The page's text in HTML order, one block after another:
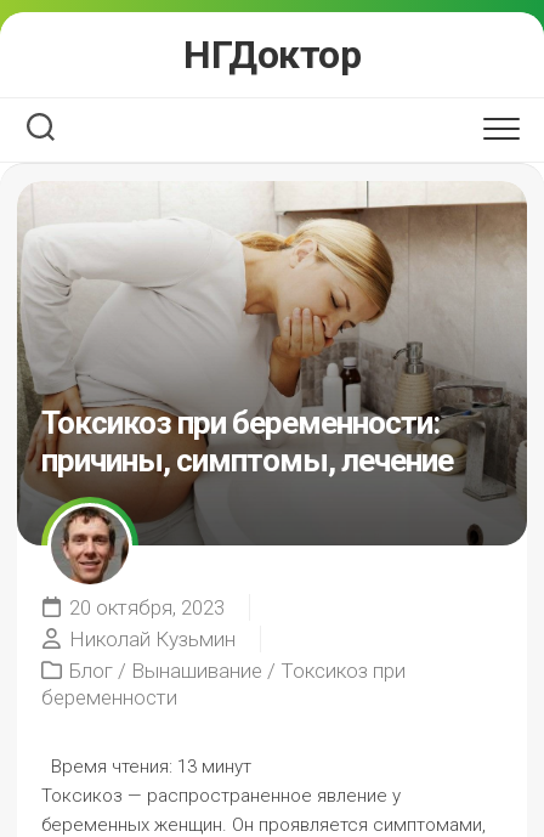
Перейти
НГДоктор
Токсикоз при беременности:
причины, симптомы, лечение
20 октября, 2023
Николай Кузьмин
Блог / Вынашивание / Токсикоз при
беременности
Время чтения: 13 минут
Токсикоз — распространенное явление у
беременных женщин. Он проявляется симптомами,